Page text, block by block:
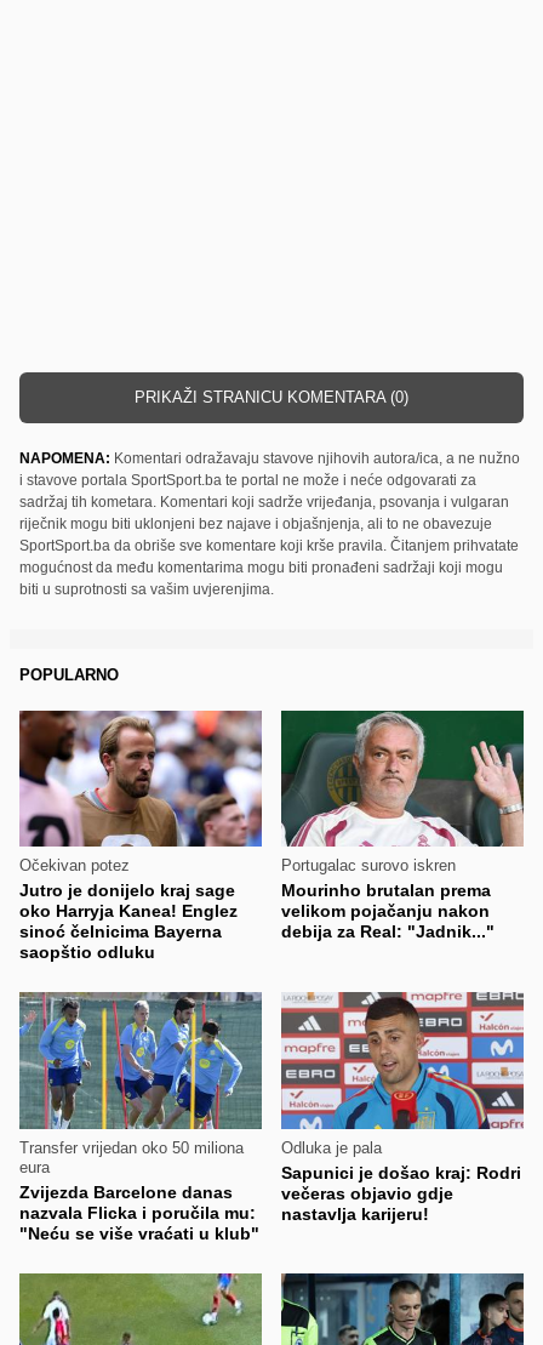
PRIKAŽI STRANICU KOMENTARA (0)
NAPOMENA: Komentari odražavaju stavove njihovih autora/ica, a ne nužno
i stavove portala SportSport.ba te portal ne može i neće odgovarati za
sadržaj tih kometara. Komentari koji sadrže vrijeđanja, psovanja i vulgaran
riječnik mogu biti uklonjeni bez najave i objašnjenja, ali to ne obavezuje
SportSport.ba da obriše sve komentare koji krše pravila. Čitanjem prihvatate
mogućnost da među komentarima mogu biti pronađeni sadržaji koji mogu
biti u suprotnosti sa vašim uvjerenjima.
POPULARNO
Očekivan potez
Jutro je donijelo kraj sage
oko Harryja Kanea! Englez
sinoć čelnicima Bayerna
saopštio odluku
Portugalac surovo iskren
Mourinho brutalan prema
velikom pojačanju nakon
debija za Real: "Jadnik..."
Transfer vrijedan oko 50 miliona
eura
Zvijezda Barcelone danas
nazvala Flicka i poručila mu:
"Neću se više vraćati u klub"
Odluka je pala
Sapunici je došao kraj: Rodri
večeras objavio gdje
nastavlja karijeru!